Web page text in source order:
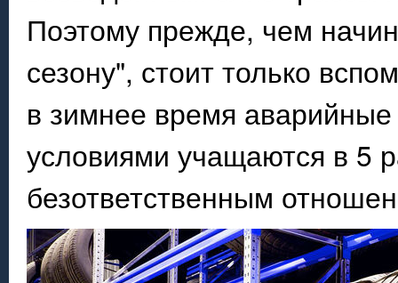
Поэтому прежде, чем
сезону", стоит только
в зимнее время
условиями учащаются в 5
безответственным